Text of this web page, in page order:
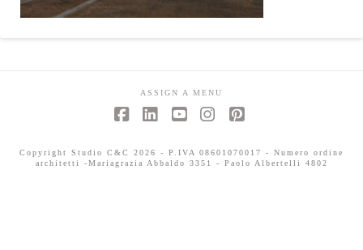
ASSIGN A MENU
Copyright Studio C&C 2026 - P.IVA 08601070017 - Numero ordine
architetti -Mariagrazia Abbaldo 3351 - Paolo Albertelli 4802